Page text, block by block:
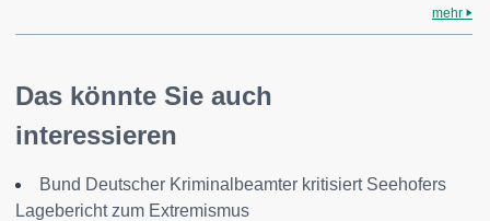
mehr
Das könnte Sie auch
interessieren
Bund Deutscher Kriminalbeamter kritisiert Seehofers
Lagebericht zum Extremismus